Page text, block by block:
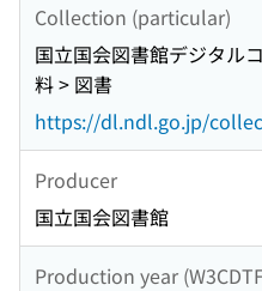
Collection (particular)
国立国会図書館デジタル
料 > 図書
https://dl.ndl.go.jp/
Producer
国立国会図書館
Production year